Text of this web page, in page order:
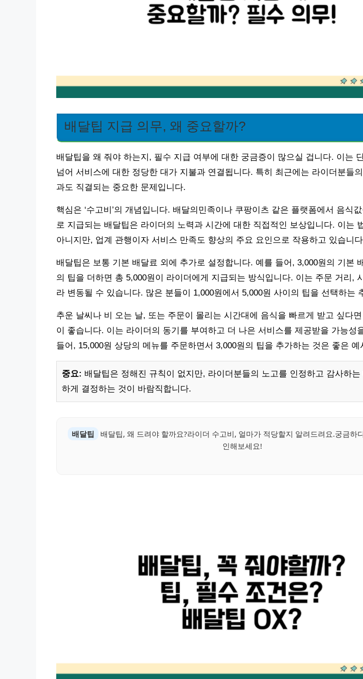
배달팁 지급 의무, 왜 중요할까?
배달팁을 왜 줘야 하는지, 필수 지급 여부에 대한 궁금증이 많으실 겁니다. 이는
넘어 서비스에 대한 정당한 대가 지불과 연결됩니다. 특히 최근에는 라이더분들
과도 직결되는 중요한 문제입니다.
핵심은 ‘수고비’의 개념입니다. 배달의민족이나 쿠팡이츠 같은 플랫폼에서 음식
로 지급되는 배달팁은 라이더의 노력과 시간에 대한 직접적인 보상입니다. 이는
아니지만, 업계 관행이자 서비스 만족도 향상의 주요 요인으로 작용하고 있습니
배달팁은 보통 기본 배달료 외에 추가로 설정합니다. 예를 들어, 3,000원의 기본
의 팁을 더하면 총 5,000원이 라이더에게 지급되는 방식입니다. 이는 주문 거리,
라 변동될 수 있습니다. 많은 분들이 1,000원에서 5,000원 사이의 팁을 선택하는
추운 날씨나 비 오는 날, 또는 주문이 몰리는 시간대에 음식을 빠르게 받고 싶다
이 좋습니다. 이는 라이더의 동기를 부여하고 더 나은 서비스를 제공받을 가능성
들어, 15,000원 상당의 메뉴를 주문하면서 3,000원의 팁을 추가하는 것은 좋은 예
중요: 배달팁은 정해진 규칙이 없지만, 라이더분들의 노고를 인정하고 감사하
하게 결정하는 것이 바람직합니다.
배달팁
배달팁, 왜 드려야 할까요?라이더 수고비, 얼마가 적당할지 알려드려요.궁금하
인해보세요!